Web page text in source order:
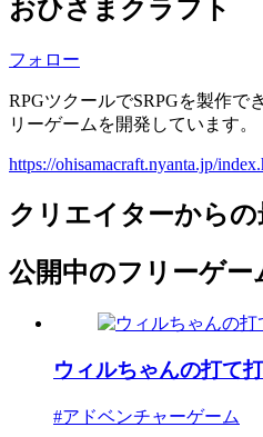
おひさまクラフト
フォロー
RPGツクールでSRPGを製作で
リーゲームを開発しています。
https://ohisamacraft.nyanta.jp/
クリエイターからの
公開中のフリーゲー
ウィルちゃんの打て
#アドベンチャーゲーム